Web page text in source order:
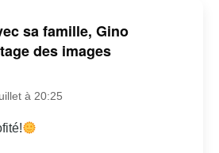
sa famille, Gino
des images
à 20:25